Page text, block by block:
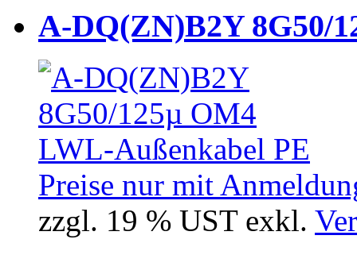
A-DQ(ZN)B2Y 8G50/
Preise nur mit
zzgl. 19 % UST exkl.